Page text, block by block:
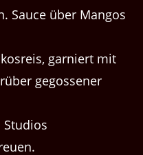
Sauce über Mangos